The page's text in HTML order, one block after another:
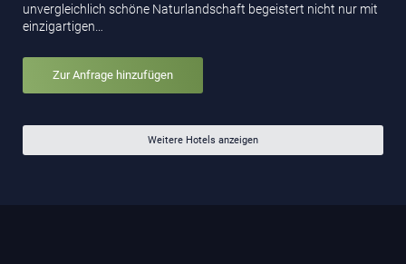
unvergleichlich schöne Naturlandschaft begeistert nicht nur mit
einzigartigen…
Zur Anfrage hinzufügen
Weitere Hotels anzeigen